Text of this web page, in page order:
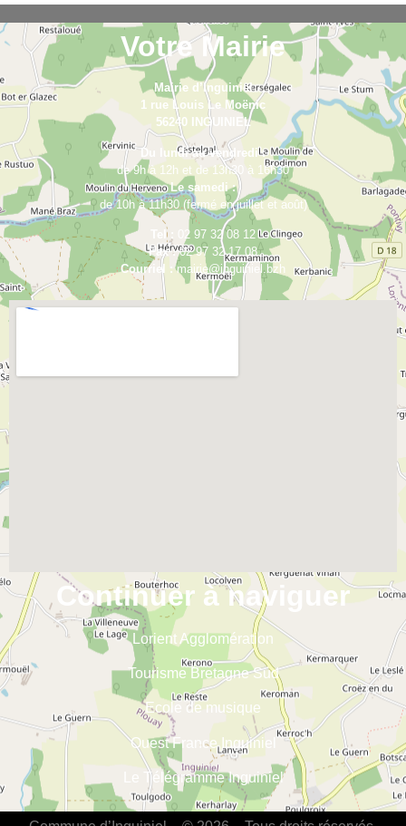
Votre Mairie
Mairie d’Inguiniel
1 rue Louis Le Moënic
56240 INGUINIEL
Du lundi au vendredi :
de 9h à 12h et de 13h30 à 16h30
Le samedi :
de 10h à 11h30 (fermé en juillet et août)
Tel :
02 97 32 08 12
Fax :02 97 32 17 08
Courriel : mairie@inguiniel.bzh
Continuer à naviguer
Lorient Agglomération
Tourisme Bretagne Sud
Ecole de musique
Ouest France Inguiniel
Le Télégramme Inguiniel